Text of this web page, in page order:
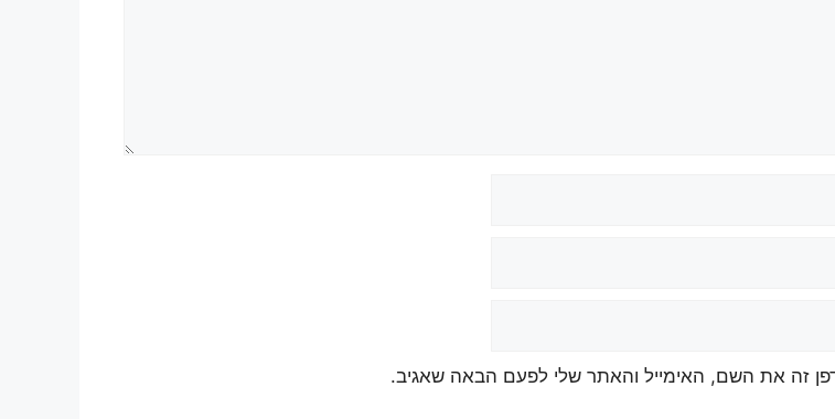
זה את השם, האימייל והאתר שלי לפעם הבאה שאגיב.